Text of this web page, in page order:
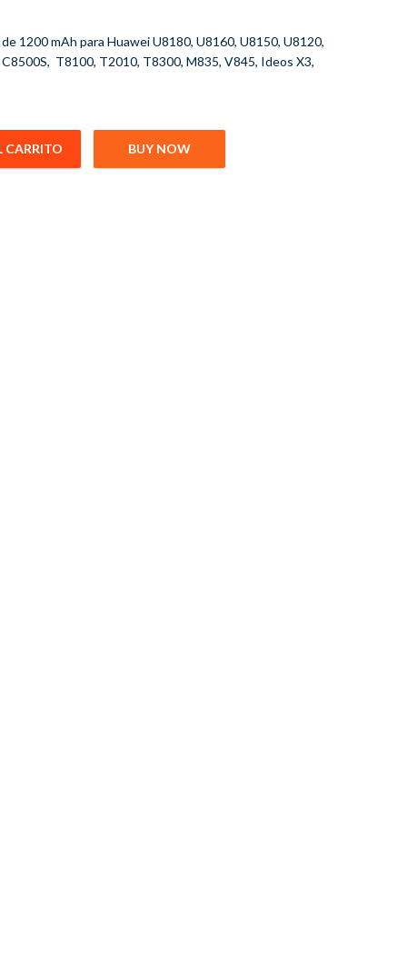
1200 mAh para Huawei U8180, U8160, U8150, U8120,
T8100, T2010, T8300, M835, V845, Ideos X3,
U8180 U8160 U8150 U8120 cantidad
CARRITO BUY NOW